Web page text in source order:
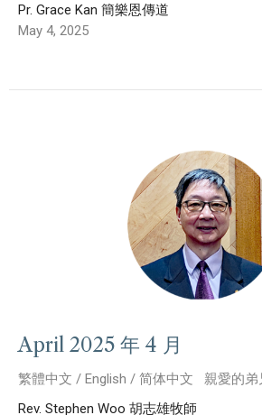
Pr. Grace Kan 簡樂恩傳道
May 4, 2025
April 2025 年 4 月
繁體中文 / English / 简体中文 親愛的弟
Rev. Stephen Woo 胡志雄牧師